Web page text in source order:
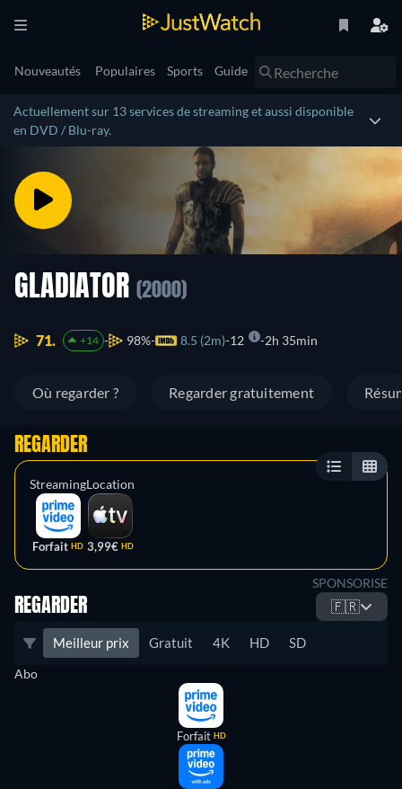
Nouveautés Populaires Sports Guide
Actuellement sur 13 services de streaming et aussi disponible
en DVD / Blu-ray.
GLADIATOR (2000)
71. +14 98% 8.5 (2m) 12 2h 35min
Où regarder ? Regarder gratuitement
REGARDER
Streaming
Forfait HD
Location
3,99€ HD
SPONSORISE
REGARDER 🇫🇷
Meilleur prix Gratuit 4K HD SD
Abo
Forfait HD